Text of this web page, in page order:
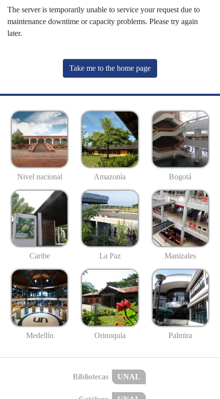
The server is temporarily unable to service your request due to
maintenance downtime or capacity problems. Please try again
later.
Take me to the home page
Nivel nacional Amazonía Bogotá
Caribe La Paz Manizales
Medellín Orinoquía Palmira
Bibliotecas UNAL